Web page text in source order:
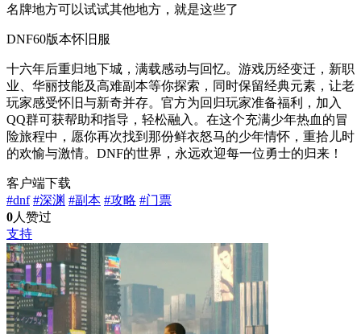
名牌地方可以试试其他地方，就是这些了
DNF60版本怀旧服
十六年后重归地下城，满载感动与回忆。游戏历经变迁，新职
业、华丽技能及高难副本等你探索，同时保留经典元素，让老
玩家感受怀旧与新奇并存。官方为回归玩家准备福利，加入
QQ群可获帮助和指导，轻松融入。在这个充满少年热血的冒
险旅程中，愿你再次找到那份鲜衣怒马的少年情怀，重拾儿时
的欢愉与激情。DNF的世界，永远欢迎每一位勇士的归来！
客户端下载
#dnf #深渊 #副本 #攻略 #门票
0人赞过
支持